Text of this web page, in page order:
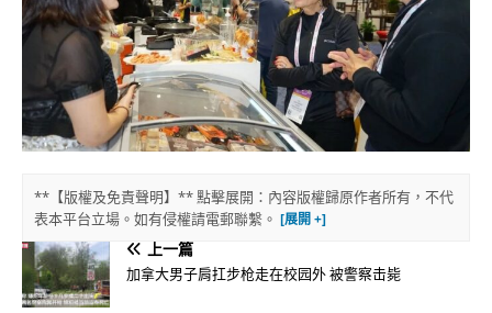
**【版權及免責聲明】** 點擊展開：內容版權歸原作者所有，不代
表本平台立場。如有侵權請電郵聯繫。
上一篇
加拿大男子肩扛步枪走在校园外 被警察击毙